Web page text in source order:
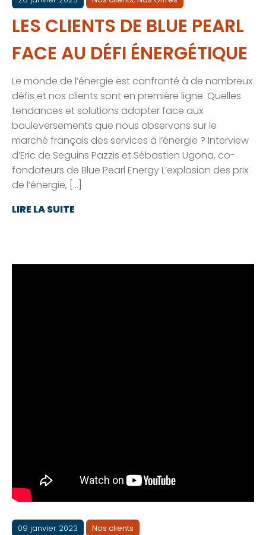
LES CLIENTS DE BLUE PEARL
FACE AU DÉFI ÉNERGÉTIQUE
Le monde de l’énergie est confronté à de nombreux
défis et nos clients sont en première ligne. Quelles
tendances et solutions adopter face aux
bouleversements que nous observons sur le
marché français des services à l’énergie ? Interview
d’Eric de Seguins Pazzis et Sébastien Ugona, co-
fondateurs de Blue Pearl Energy L’explosion des prix
de l’énergie, […]
LIRE LA SUITE
09 janvier 2023 Nos clients